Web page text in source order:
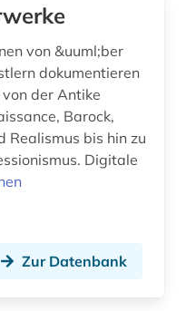
bibliothek (4)
zeitschrift (7)
von &uuml;ber
dokumentieren
der Antike
Barock,
Realismus bis hin zu
Digitale
Zur Datenbank